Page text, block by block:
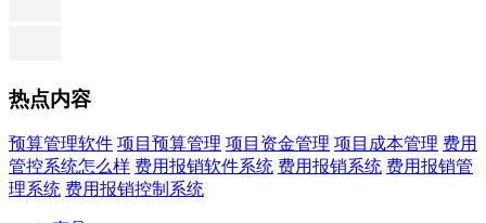
热点内容
预算管理软件 项目预算管理 项目资金管理 项目成本管理 费用
管控系统怎么样 费用报销软件系统 费用报销系统 费用报销管
理系统 费用报销控制系统